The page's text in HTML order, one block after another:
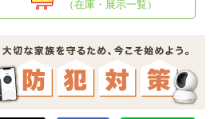
（在庫・展示一覧）